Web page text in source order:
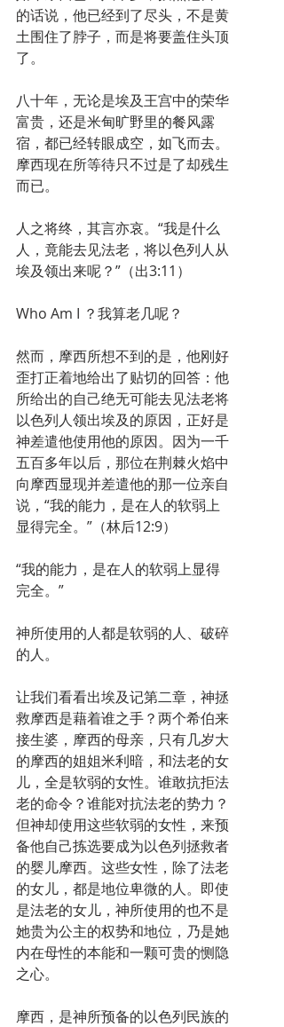
的话说，他已经到了尽头，不是黄
土围住了脖子，而是将要盖住头顶
了。
八十年，无论是埃及王宫中的荣华
富贵，还是米甸旷野里的餐风露
宿，都已经转眼成空，如飞而去。
摩西现在所等待只不过是了却残生
而已。
人之将终，其言亦哀。“我是什么
人，竟能去见法老，将以色列人从
埃及领出来呢？”（出3:11）
Who Am I ？我算老几呢？
然而，摩西所想不到的是，他刚好
歪打正着地给出了贴切的回答：他
所给出的自己绝无可能去见法老将
以色列人领出埃及的原因，正好是
神差遣他使用他的原因。因为一千
五百多年以后，那位在荆棘火焰中
向摩西显现并差遣他的那一位亲自
说，“我的能力，是在人的软弱上
显得完全。”（林后12:9）
“我的能力，是在人的软弱上显得
完全。”
神所使用的人都是软弱的人、破碎
的人。
让我们看看出埃及记第二章，神拯
救摩西是藉着谁之手？两个希伯来
接生婆，摩西的母亲，只有几岁大
的摩西的姐姐米利暗，和法老的女
儿，全是软弱的女性。谁敢抗拒法
老的命令？谁能对抗法老的势力？
但神却使用这些软弱的女性，来预
备他自己拣选要成为以色列拯救者
的婴儿摩西。这些女性，除了法老
的女儿，都是地位卑微的人。即使
是法老的女儿，神所使用的也不是
她贵为公主的权势和地位，乃是她
内在母性的本能和一颗可贵的恻隐
之心。
摩西，是神所预备的以色列民族的